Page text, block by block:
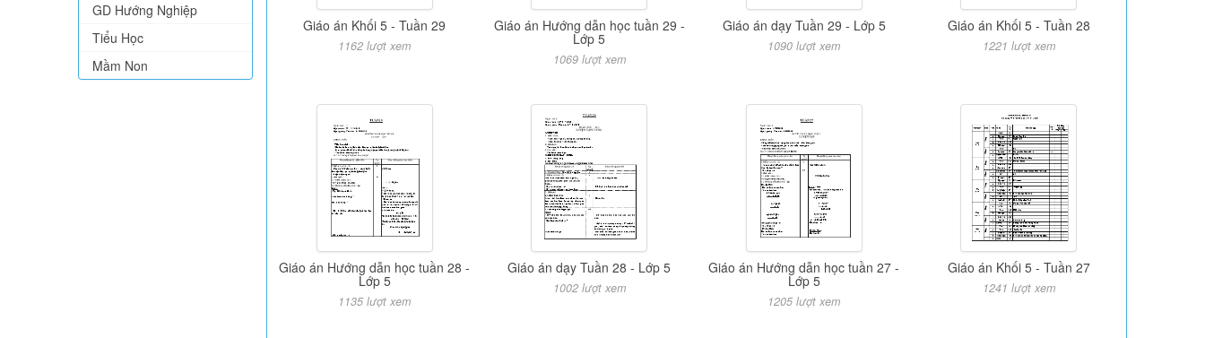
GD Hướng Nghiệp
Tiểu Học
Mầm Non
Giáo án Khối 5 - Tuần 29
1162 lượt xem
Giáo án Hướng dẫn học tuần 29 -
Lớp 5
1069 lượt xem
Giáo án dạy Tuần 29 - Lớp 5
1090 lượt xem
Giáo án Khối 5 - Tuần 28
1221 lượt xem
Giáo án Hướng dẫn học tuần 28 -
Lớp 5
1135 lượt xem
Giáo án dạy Tuần 28 - Lớp 5
1002 lượt xem
Giáo án Hướng dẫn học tuần 27 -
Lớp 5
1205 lượt xem
Giáo án Khối 5 - Tuần 27
1241 lượt xem